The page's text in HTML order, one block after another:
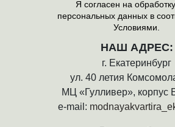
Я согласен на
персональных данных в
Условиями.
НАШ АДРЕС:
г. Екатеринбург
ул. 40 летия
МЦ «Гулливер», корпус
e-mail: